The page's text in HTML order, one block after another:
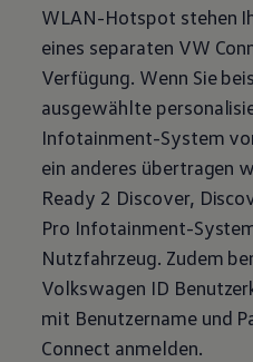
WLAN-Hotspot stehen
eines separaten VW
Verfügung. Wenn Sie
ausgewählte
Infotainment-System
ein anderes übertragen
Ready 2 Discover,
Pro Infotainment-
Nutzfahrzeug. Zudem
Volkswagen ID
mit Benutzername und
Connect anmelden.